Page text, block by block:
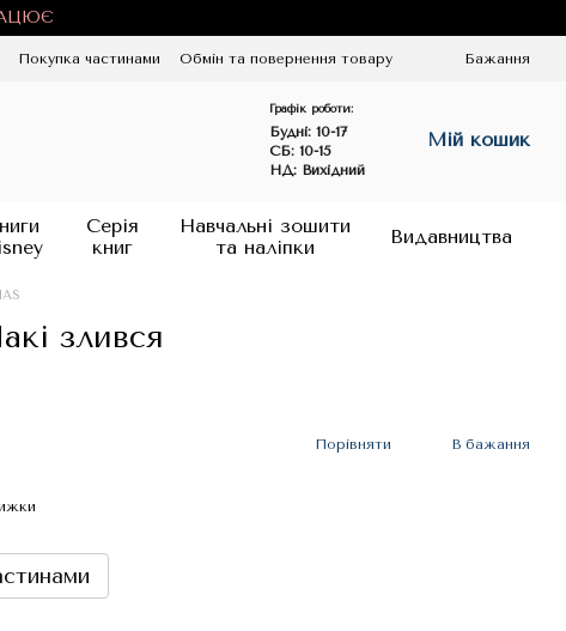
Покупка частинами
Обмін та повернення товару
Бажання
Графік роботи:
Будні: 10-17
СБ: 10-15
НД: Вихідний
Мій кошик
Серія
книг
Навчальні зошити
та наліпки
Видавництва
злився
Порівняти В бажання